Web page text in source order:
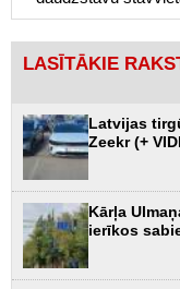
LASĪTĀKIE
Latvijas
Zeekr (+
Kārļa
ierīkos